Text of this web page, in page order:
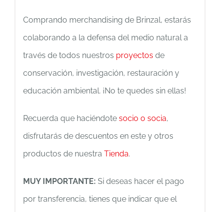
Comprando merchandising de Brinzal, estarás
colaborando a la defensa del medio natural a
través de todos nuestros proyectos de
conservación, investigación, restauración y
educación ambiental. ¡No te quedes sin ellas!
Recuerda que haciéndote socio o socia,
disfrutarás de descuentos en este y otros
productos de nuestra Tienda.
MUY IMPORTANTE: Si deseas hacer el pago
por transferencia, tienes que indicar que el